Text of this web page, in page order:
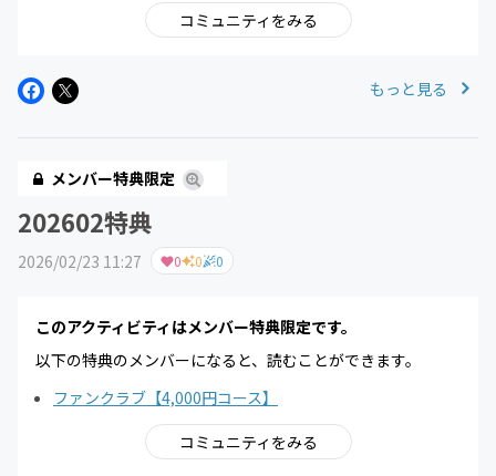
コミュニティをみる
もっと見る
メンバー特典限定
202602特典
2026/02/23 11:27 0 0 0
このアクティビティはメンバー特典限定です。
以下の特典のメンバーになると、読むことができます。
ファンクラブ【4,000円コース】
コミュニティをみる